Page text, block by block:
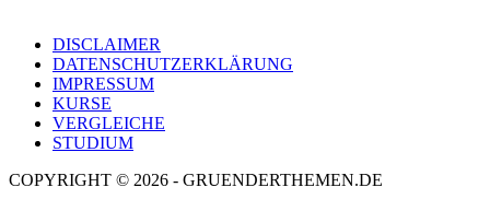
DISCLAIMER
DATENSCHUTZERKLÄRUNG
IMPRESSUM
KURSE
VERGLEICHE
STUDIUM
COPYRIGHT © 2026 - GRUENDERTHEMEN.DE